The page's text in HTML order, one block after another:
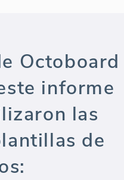
Octoboard
informe
las
de